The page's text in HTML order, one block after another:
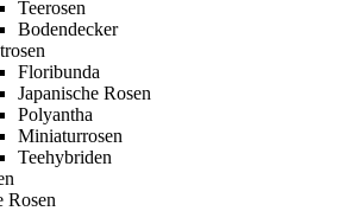
Teerosen
Bodendecker
Floribunda
Japanische Rosen
Polyantha
Miniaturrosen
Teehybriden
Rosen